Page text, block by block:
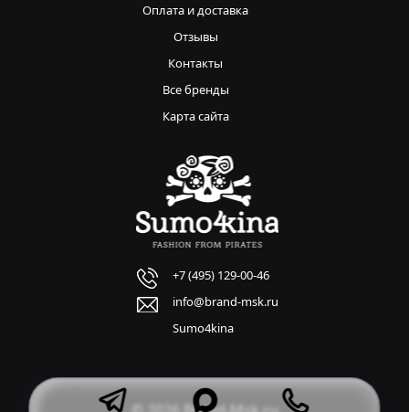
Оплата и доставка
Отзывы
Контакты
Все бренды
Карта сайта
+7 (495) 129-00-46
info@brand-msk.ru
Sumo4kina